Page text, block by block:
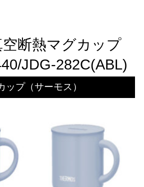
断熱マグカップ
JDG-282C(ABL)
ップ（サーモス）